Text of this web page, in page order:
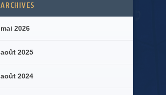
ARCHIVES
mai 2026
août 2025
août 2024